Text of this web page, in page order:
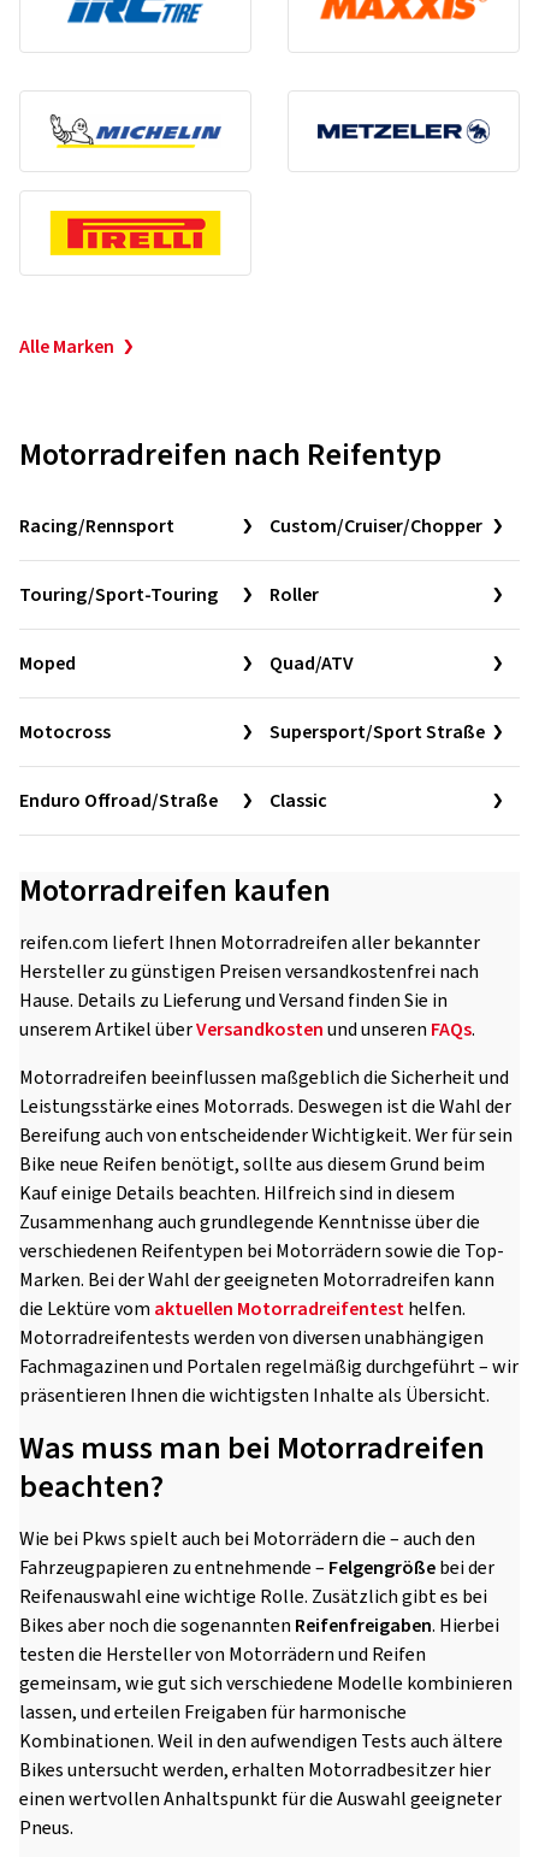
Alle Marken
Motorradreifen nach Reifentyp
Racing/Rennsport Custom/Cruiser/Chopper
Touring/Sport-Touring Roller
Moped Quad/ATV
Motocross Supersport/Sport Straße
Enduro Offroad/Straße Classic
Motorradreifen kaufen
reifen.com liefert Ihnen Motorradreifen aller bekannter
Hersteller zu günstigen Preisen versandkostenfrei nach
Hause. Details zu Lieferung und Versand finden Sie in
unserem Artikel überVersandkostenund unseren FAQs.
Motorradreifen beeinflussen maßgeblich die Sicherheit und
Leistungsstärke eines Motorrads. Deswegen ist die Wahl der
Bereifung auch von entscheidender Wichtigkeit. Wer für sein
Bike neue Reifen benötigt, sollte aus diesem Grund beim
Kauf einige Details beachten. Hilfreich sind in diesem
Zusammenhang auch grundlegende Kenntnisse über die
verschiedenen Reifentypen bei Motorrädern sowie die Top-
Marken. Bei der Wahl der geeigneten Motorradreifen kann
die Lektüre vom aktuellen Motorradreifentesthelfen.
Motorradreifentests werden von diversen unabhängigen
Fachmagazinen und Portalen regelmäßig durchgeführt – wir
präsentieren Ihnen die wichtigsten Inhalte als Übersicht.
Was muss man bei Motorradreifen
beachten?
Wie bei Pkws spielt auch bei Motorrädern die – auch den
Fahrzeugpapieren zu entnehmende – Felgengrößebei der
Reifenauswahl eine wichtige Rolle. Zusätzlich gibt es bei
Bikes aber noch die sogenannten Reifenfreigaben. Hierbei
testen die Hersteller von Motorrädern und Reifen
gemeinsam, wie gut sich verschiedene Modelle kombinieren
lassen, und erteilen Freigaben für harmonische
Kombinationen. Weil in den aufwendigen Tests auch ältere
Bikes untersucht werden, erhalten Motorradbesitzer hier
einen wertvollen Anhaltspunkt für die Auswahl geeigneter
Pneus.